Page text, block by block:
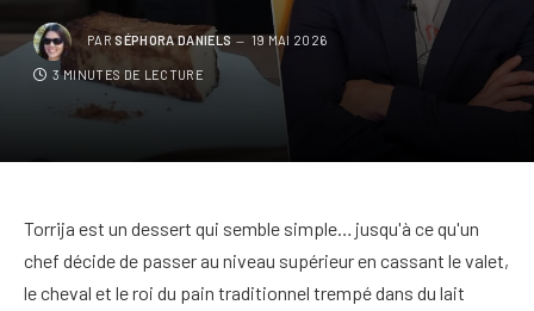
PAR SÉPHORA DANIELS 19 MAI 2026
3 MINUTES DE LECTURE
Torrija est un dessert qui semble simple… jusqu'à ce qu'un
chef décide de passer au niveau supérieur en cassant le valet,
le cheval et le roi du pain traditionnel trempé dans du lait